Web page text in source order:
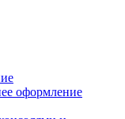
оформление